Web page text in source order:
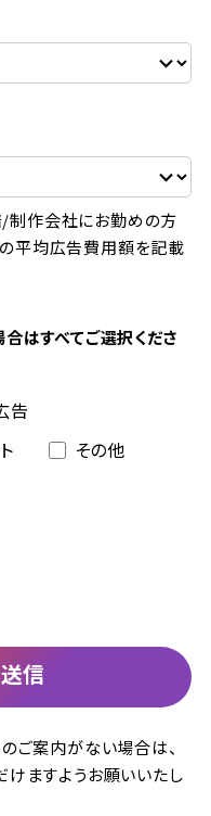
制作会社にお勤めの方
の平均広告費用額を記載
はすべてご選択くださ
告
その他
信
ご案内がない場合は、
ますようお願いいたし